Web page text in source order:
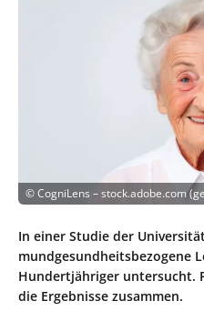
©CogniLens – stock.adobe.com
In einer Studie der
mundgesundheitsbezogene
Hundertjähriger untersucht.
die Ergebnisse zusammen.